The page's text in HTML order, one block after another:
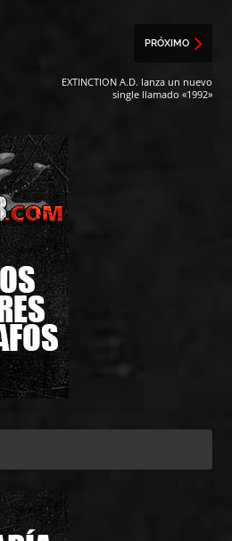
PRÓXIMO
EXTINCTION A.D. lanza un nuevo
single llamado «1992»